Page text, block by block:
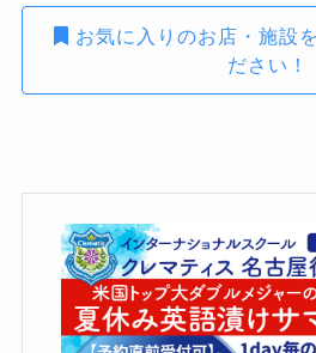
お気に入りのお店・施設
ださい！